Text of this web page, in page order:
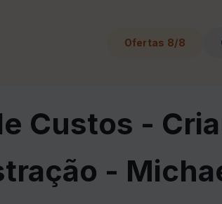
Ofertas 8/8
Custos -
-